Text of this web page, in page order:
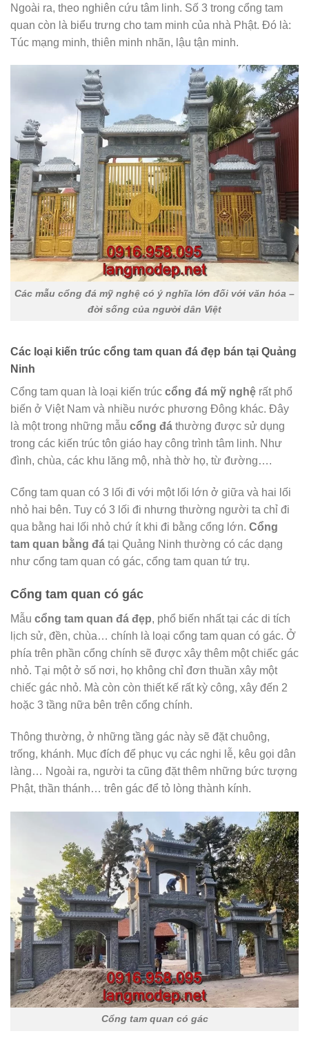
Ngoài ra, theo nghiên cứu tâm linh. Số 3 trong cổng tam
quan còn là biểu trưng cho tam minh của nhà Phật. Đó là:
Túc mạng minh, thiên minh nhãn, lậu tận minh.
Các mẫu cổng đá mỹ nghệ có ý nghĩa lớn đối với văn hóa –
đời sống của người dân Việt
Các loại kiến trúc cổng tam quan đá đẹp bán tại Quảng
Ninh
Cổng tam quan là loại kiến trúc cổng đá mỹ nghệ rất phổ
biến ở Việt Nam và nhiều nước phương Đông khác. Đây
là một trong những mẫu cổng đá thường được sử dụng
trong các kiến trúc tôn giáo hay công trình tâm linh. Như
đình, chùa, các khu lăng mộ, nhà thờ họ, từ đường….
Cổng tam quan có 3 lối đi với một lối lớn ở giữa và hai lối
nhỏ hai bên. Tuy có 3 lối đi nhưng thường người ta chỉ đi
qua bằng hai lối nhỏ chứ ít khi đi bằng cổng lớn. Cổng
tam quan bằng đá tại Quảng Ninh thường có các dạng
như cổng tam quan có gác, cổng tam quan tứ trụ.
Cổng tam quan có gác
Mẫu cổng tam quan đá đẹp, phổ biến nhất tại các di tích
lịch sử, đền, chùa… chính là loại cổng tam quan có gác. Ở
phía trên phần cổng chính sẽ được xây thêm một chiếc gác
nhỏ. Tại một ở số nơi, họ không chỉ đơn thuần xây một
chiếc gác nhỏ. Mà còn còn thiết kế rất kỳ công, xây đến 2
hoặc 3 tầng nữa bên trên cổng chính.
Thông thường, ở những tầng gác này sẽ đặt chuông,
trống, khánh. Mục đích để phục vụ các nghi lễ, kêu gọi dân
làng… Ngoài ra, người ta cũng đặt thêm những bức tượng
Phật, thần thánh… trên gác để tỏ lòng thành kính.
Cổng tam quan có gác